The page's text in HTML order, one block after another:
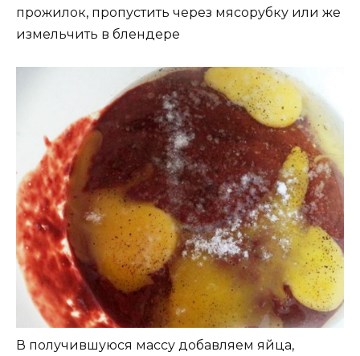
прожилок, пропустить через мясорубку или же
измельчить в блендере
В получившуюся массу добавляем яйца,